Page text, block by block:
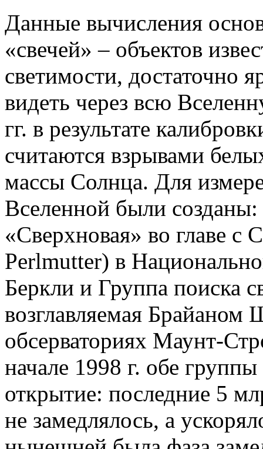
Данные вычисления
«свечей» – объектов
светимости,
видеть через всю
гг. в результате
считаются взрывами
массы Солнца. Для
Вселенной были
«Сверхновая» во главе
Perlmutter) в
Беркли и Группа поиска
возглавляемая
обсерваториях Маунт-
начале 1998 г. обе
открытие: последние 5
не замедлялось, а